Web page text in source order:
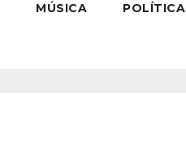
MÚSICA POLÍTICA